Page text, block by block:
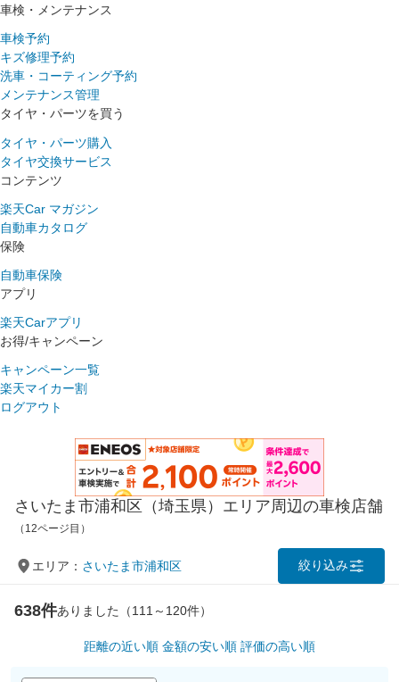
車検・メンテナンス
車検予約
キズ修理予約
洗車・コーティング予約
メンテナンス管理
タイヤ・パーツを買う
タイヤ・パーツ購入
タイヤ交換サービス
コンテンツ
楽天Car マガジン
自動車カタログ
保険
自動車保険
アプリ
楽天Carアプリ
お得/キャンペーン
キャンペーン一覧
楽天マイカー割
ログアウト
さいたま市浦和区（埼玉県）エリア周辺の車検店舗
（12ページ目）
エリア： さいたま市浦和区 絞り込み
638件ありました（111～120件）
距離の近い順 金額の安い順 評価の高い順